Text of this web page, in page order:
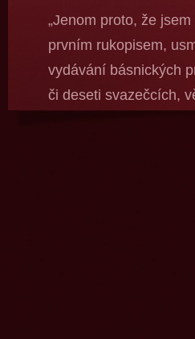
„Jenom proto, že
prvním rukopisem,
vydávání básnických
či deseti svazečcích,
tom? Ale nevěřím